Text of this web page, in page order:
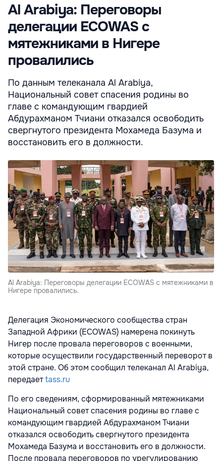
Al Arabiya: Переговоры
делегации ECOWAS с
мятежниками в Нигере
провалились
По данным телеканала Al Arabiya,
Национальный совет спасения родины во
главе с командующим гвардией
Абдурахманом Тчиани отказался освободить
свергнутого президента Мохамеда Базума и
восстановить его в должности.
Al Arabiya: Переговоры делегации ECOWAS с мятежниками в
Нигере провалились.
Делегация Экономического сообщества стран
Западной Африки (ECOWAS) намерена покинуть
Нигер после провала переговоров с военными,
которые осуществили государственный переворот в
этой стране. Об этом сообщил телеканал Al Arabiya,
передаетtass.ru
По его сведениям, сформированный мятежниками
Национальный совет спасения родины во главе с
командующим гвардией Абдурахманом Тчиани
отказался освободить свергнутого президента
Мохамеда Базума и восстановить его в должности.
После провала переговоров по урегулированию